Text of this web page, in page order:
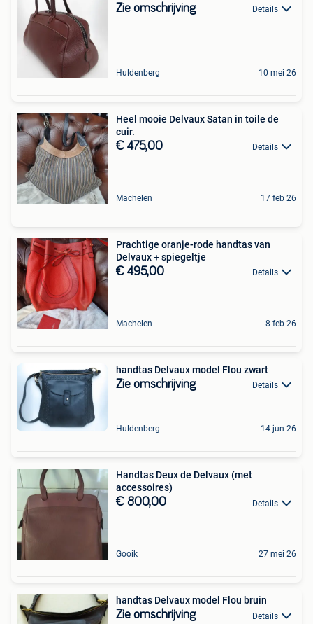
Zie omschrijving Details
Huldenberg 10 mei 26
Heel mooie Delvaux Satan in toile de
cuir.
€ 475,00 Details
Machelen 17 feb 26
Prachtige oranje-rode handtas van
Delvaux + spiegeltje
€ 495,00 Details
Machelen 8 feb 26
handtas Delvaux model Flou zwart
Zie omschrijving Details
Huldenberg 14 jun 26
Handtas Deux de Delvaux (met
accessoires)
€ 800,00 Details
Gooik 27 mei 26
handtas Delvaux model Flou bruin
Zie omschrijving Details